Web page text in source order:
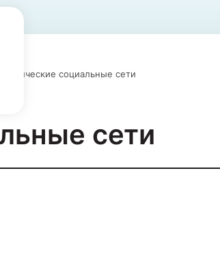
Тематические социальные сети
сети